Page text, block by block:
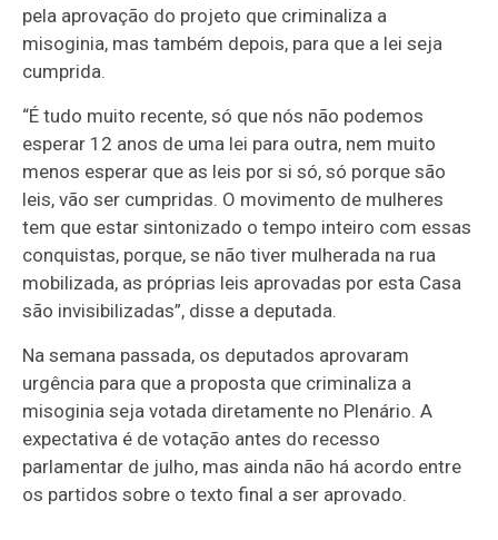
pela aprovação do projeto que criminaliza a
misoginia, mas também depois, para que a lei seja
cumprida.
“É tudo muito recente, só que nós não podemos
esperar 12 anos de uma lei para outra, nem muito
menos esperar que as leis por si só, só porque são
leis, vão ser cumpridas. O movimento de mulheres
tem que estar sintonizado o tempo inteiro com essas
conquistas, porque, se não tiver mulherada na rua
mobilizada, as próprias leis aprovadas por esta Casa
são invisibilizadas”, disse a deputada.
Na semana passada, os deputados aprovaram
urgência para que a proposta que criminaliza a
misoginia seja votada diretamente no Plenário. A
expectativa é de votação antes do recesso
parlamentar de julho, mas ainda não há acordo entre
os partidos sobre o texto final a ser aprovado.